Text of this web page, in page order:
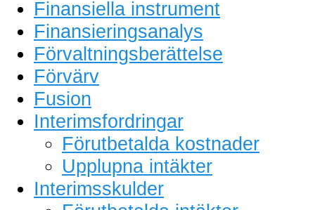
Finansiella instrument
Finansieringsanalys
Förvaltningsberättelse
Förvärv
Fusion
Interimsfordringar
Förutbetalda kostnader
Upplupna intäkter
Interimsskulder